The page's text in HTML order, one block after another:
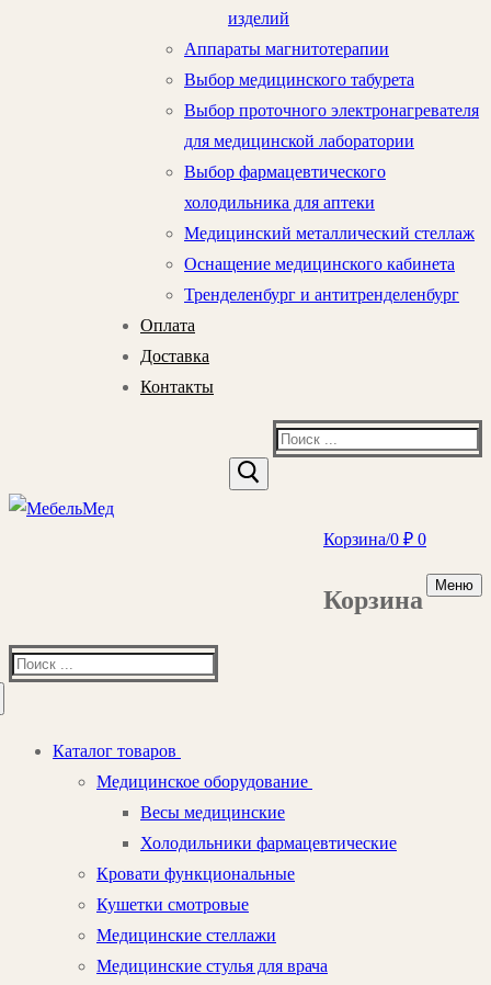
изделий
Аппараты магнитотерапии
Выбор медицинского табурета
Выбор проточного электронагревателя
для медицинской лаборатории
Выбор фармацевтического
холодильника для аптеки
Медицинский металлический стеллаж
Оснащение медицинского кабинета
Тренделенбург и антитренделенбург
Оплата
Доставка
Контакты
Найти:
Корзина/0 ₽ 0
Корзина
Меню
Найти:
Каталог товаров
Медицинское оборудование
Весы медицинские
Холодильники фармацевтические
Кровати функциональные
Кушетки смотровые
Медицинские стеллажи
Медицинские стулья для врача